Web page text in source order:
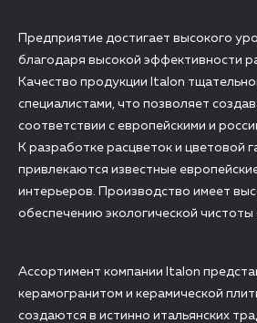
Предприятие достигает высокого
благодаря высокой эффективности
Качество продукции Italon
специалистами, что позволяет
соответствии с европейскими и
К разработке расцветок и цветовой
привлекаются известные
интерьеров. Производство имеет
обеспечению экологической
Ассортимент компании Italon
керамогранитом и керамической
создаются в истинно итальянских